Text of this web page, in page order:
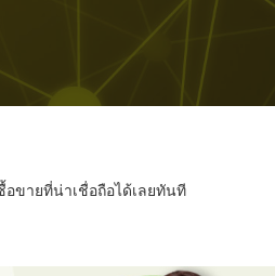
ขายที่น่าเชื่อถือได้เลยทันที